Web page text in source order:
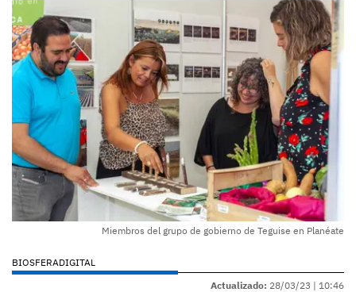
Miembros del grupo de gobierno de Teguise en Planéate
BIOSFERADIGITAL
Actualizado: 28/03/23 | 10:46